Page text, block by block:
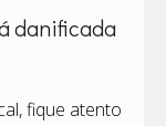
danificada
fique atento